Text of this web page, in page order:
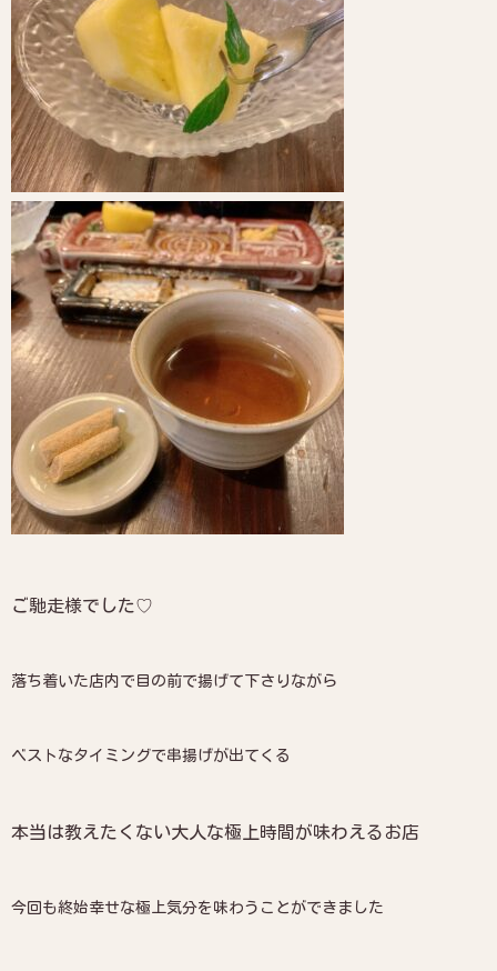
ご馳走様でした♡
落ち着いた店内で目の前で揚げて下さりながら
ベストなタイミングで串揚げが出てくる
本当は教えたくない大人な極上時間が味わえるお店
今回も終始幸せな極上気分を味わうことができました